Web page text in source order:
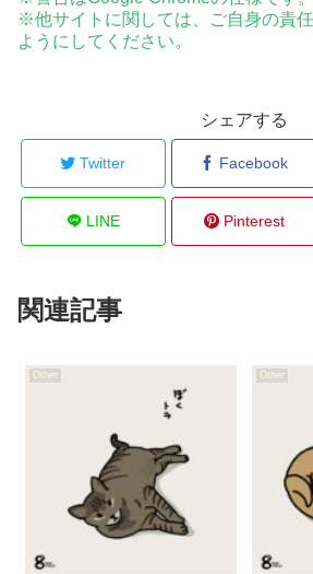
※他サイトに関しては、ご自身の責
ようにしてください。
シェアする
Twitter Facebook
LINE Pinterest
関連記事
Other Other